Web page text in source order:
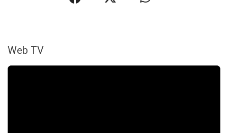
Web TV